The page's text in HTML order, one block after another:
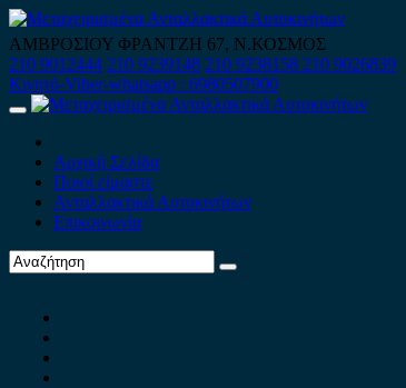
Skip
to
content
ΑΜΒΡΟΣΙΟΥ ΦΡΑΝΤΖΗ 67, Ν.ΚΟΣΜΟΣ
210 9012444 210 9239148 210 9238158 210 9026839
Κινητό-Viber-whatsapp : 6980507900
Primary
Αρχική Σελίδα
Ποιοί είμαστε
Ανταλλακτικά Αυτοκινήτων
Επικοινωνία